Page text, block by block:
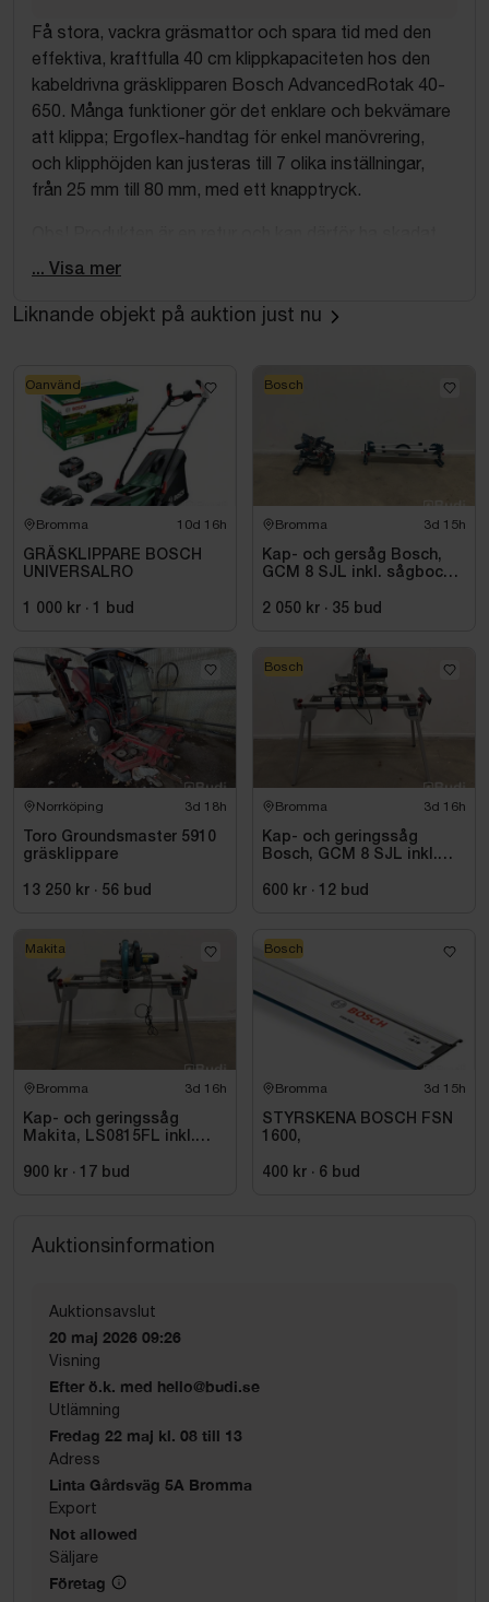
Få stora, vackra gräsmattor och spara tid med den
effektiva, kraftfulla 40 cm klippkapaciteten hos den
kabeldrivna gräsklipparen Bosch AdvancedRotak 40-
650. Många funktioner gör det enklare och bekvämare
att klippa; Ergoflex-handtag för enkel manövrering,
och klipphöjden kan justeras till 7 olika inställningar,
från 25 mm till 80 mm, med ett knapptryck.
emballage.
... Visa mer
Liknande objekt på auktion just nu
Bromma 10d 16h
GRÄSKLIPPARE BOSCH
UNIVERSALRO
1 000 kr · 1 bud
Oanvänd
Bromma 3d 15h
Kap- och gersåg Bosch,
GCM 8 SJL inkl. sågbock
2 050 kr · 35 bud
Bosch
Norrköping 3d 18h
Toro Groundsmaster 5910
gräsklippare
13 250 kr · 56 bud
Bromma 3d 16h
Kap- och geringssåg
Bosch, GCM 8 SJL inkl.
600 kr · 12 bud
Bosch
Bromma 3d 16h
Kap- och geringssåg
Makita, LS0815FL inkl.
Bosch, GTA 2600
900 kr · 17 bud
Makita
Bromma 3d 15h
STYRSKENA BOSCH FSN
1600,
400 kr · 6 bud
Bosch
Auktionsinformation
Auktionsavslut
20 maj 2026 09:26
Visning
Efter ö.k. med hello@budi.se
Utlämning
Fredag 22 maj kl. 08 till 13
Adress
Linta Gårdsväg 5A Bromma
Export
Not allowed
Säljare
Företag